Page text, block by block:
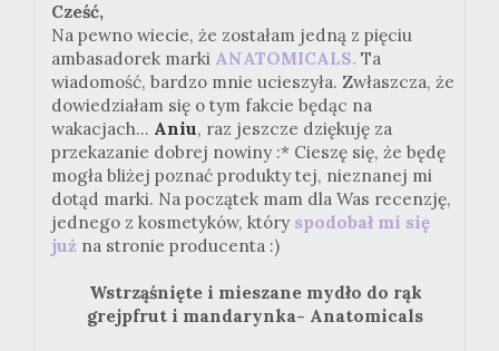
Cześć,
Na pewno wiecie, że zostałam jedną z pięciu
ambasadorek marki ANATOMICALS. Ta
wiadomość, bardzo mnie ucieszyła. Zwłaszcza, że
dowiedziałam się o tym fakcie będąc na
wakacjach... Aniu, raz jeszcze dziękuję za
przekazanie dobrej nowiny :* Cieszę się, że będę
mogła bliżej poznać produkty tej, nieznanej mi
dotąd marki. Na początek mam dla Was recenzję,
jednego z kosmetyków, który spodobał mi się
już na stronie producenta :)
Wstrząśnięte i mieszane mydło do rąk
grejpfrut i mandarynka- Anatomicals